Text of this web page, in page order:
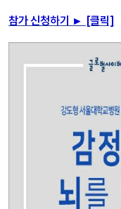
참가 신청하기 ► [클릭]